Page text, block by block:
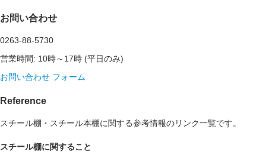
お問い合わせ
0263-88-5730
営業時間: 10時～17時 (平日のみ)
お問い合わせ フォーム
Reference
スチール棚・スチール本棚に関する参考情報のリンク一覧です。
スチール棚に関すること